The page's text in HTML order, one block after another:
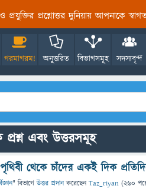
প্রযুক্তির প্রশ্নোত্তর দুনিয়ায় আপনাকে
গরমাগরম! অনুত্তরিত বিভাগসমূহ সদস্যবৃন্দ
প্রশ্ন এবং উত্তরসমূহ
থেকে চাঁদের একই দিক
" বিভাগে উত্তর প্রদান করেছেনTaz_riyan (260